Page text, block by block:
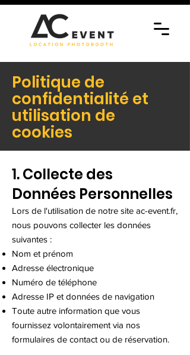
Politique de
confidentialité et
utilisation de
cookies
1. Collecte des
Données Personnelles
Lors de l'utilisation de notre site ac-event.fr,
nous pouvons collecter les données
suivantes :
Nom et prénom
Adresse électronique
Numéro de téléphone
Adresse IP et données de navigation
Toute autre information que vous
fournissez volontairement via nos
formulaires de contact ou de réservation.